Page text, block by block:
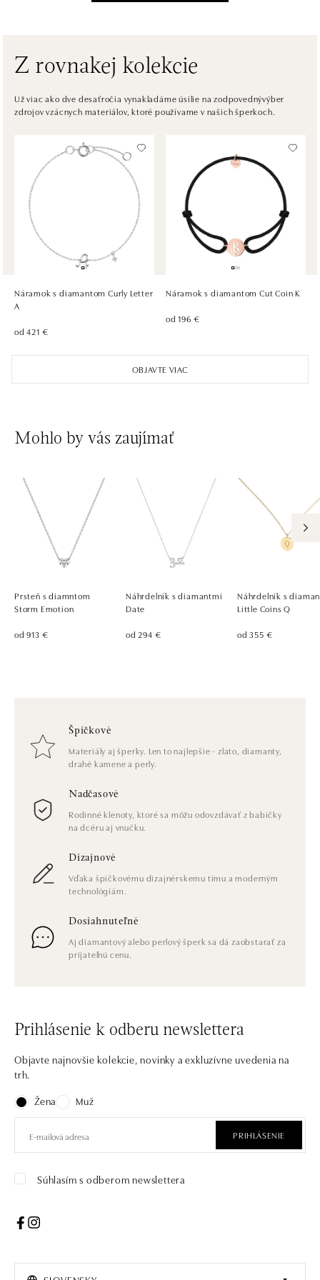
ALOve OC Nový Smíchov, Praha 5
Plzeňská 8, 150 00 Praha 5 - Anděl
tel.: +420736509250
ALOve OC Olympia, Brno
U Dálnice 777, 664 42 Brno
dnes otvorené od 09:00
ALOve Westfield Černý most, Praha 9
Chlumecká 765/6, 198 19 Praha 9
dnes otvorené od 09:00
Roztylská 2321/19, 148 00 Praha 4 - Chodov
dnes otvorené od 09:00
Z rovnakej kolekcie
Už viac ako dve desaťročia vynakladáme úsilie na zodpovednývýber
zdrojov vzácnych materiálov, ktoré používame v našich šperkoch.
OBJAVTE VIAC
Náramok s diamantom Curly Letter
A
od 421 €
Náramok s diamantom Cut Coin K
od 196 €
Mohlo by vás zaujímať
Prsteň s diamntom
Storm Emotion
od 913 €
Náhrdelník s diamantmi
Date
od 294 €
Náhrdelník s
Little Coins Q
od 355 €
Špičkové
Materiály aj šperky. Len to najlepšie - zlato, diamanty,
drahé kamene a perly.
Nadčasové
Rodinné klenoty, ktoré sa môžu odovzdávať z babičky
na dcéru aj vnučku.
Dizajnové
Vďaka špičkovému dizajnérskemu tímu a moderným
technológiám.
Dosiahnuteľné
Aj diamantový alebo perlový šperk sa dá zaobstarať za
prijateľnú cenu.
Prihlásenie k odberu newslettera
Objavte najnovšie kolekcie, novinky a exkluzívne uvedenia na
trh.
Žena
Muž
PRIHLÁSENIE
Súhlasím s odberom newslettera